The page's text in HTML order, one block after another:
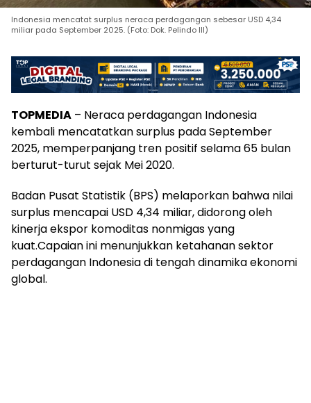
Indonesia mencatat surplus neraca perdagangan sebesar USD 4,34
miliar pada September 2025. (Foto: Dok. Pelindo III)
TOPMEDIA – Neraca perdagangan Indonesia
kembali mencatatkan surplus pada September
2025, memperpanjang tren positif selama 65 bulan
berturut-turut sejak Mei 2020.
Badan Pusat Statistik (BPS) melaporkan bahwa nilai
surplus mencapai USD 4,34 miliar, didorong oleh
kinerja ekspor komoditas nonmigas yang
kuat.Capaian ini menunjukkan ketahanan sektor
perdagangan Indonesia di tengah dinamika ekonomi
global.